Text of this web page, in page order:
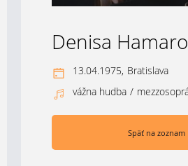
Denisa
13.04.1975, Bratislava
vážna hudba /
Späť na zoznam